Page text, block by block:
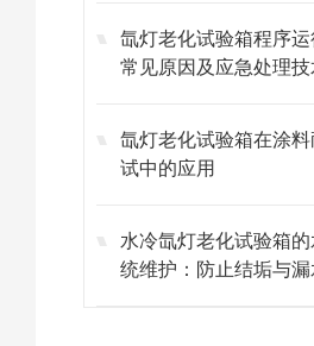
氙灯老化试验箱程序
常见原因及应急处理技
氙灯老化试验箱在涂料
试中的应用
水冷氙灯老化试验箱
统维护：防止结垢与漏